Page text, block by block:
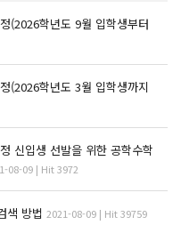
(2026학년도 9월 입학생부터
(2026학년도 3월 입학생까지
신입생 선발을 위한 공학수학
08-09 | Hit 3972
색 방법 2021-08-09 | Hit 39759